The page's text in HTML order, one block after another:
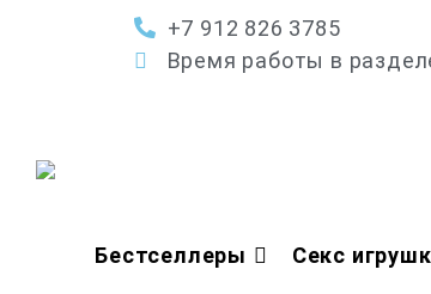
+7 912 826 3785
Время работы в
Бестселлеры Секс